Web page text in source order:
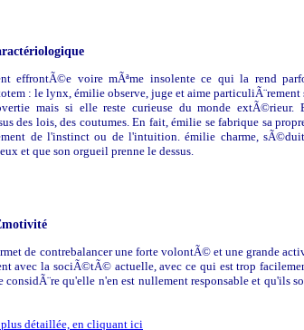
effrontÃ©e voire mÃªme insolente ce qui la rend
: le lynx, émilie observe, juge et aime particuliÃ¨rement
mais si elle reste curieuse du monde extÃ©rieur.
des lois, des coutumes. En fait, émilie se fabrique sa
de l'instinct ou de l'intuition. émilie charme,
et que son orgueil prenne le dessus.
de contrebalancer une forte volontÃ© et une grande
avec la sociÃ©tÃ© actuelle, avec ce qui est trop
qu'elle n'en est nullement responsable et qu'ils
détaillée, en cliquant ici